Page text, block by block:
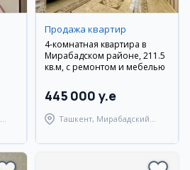
Продажа квартир
4-комнатная квартира в
Мирабадском районе, 211.5
кв.м, с ремонтом и мебелью
445 000 y.e
Ташкент, Мирабадский